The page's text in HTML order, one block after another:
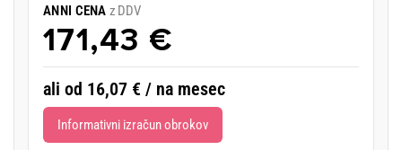
ANNI CENA z DDV
171,43 €
ali od 16,07 € / na mesec
Informativni izračun obrokov